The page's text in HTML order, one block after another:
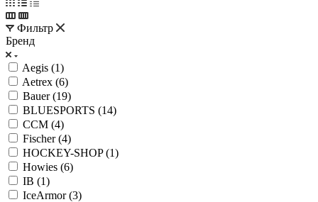
Фильтр
Бренд
Aegis (1)
Aetrex (6)
Bauer (19)
BLUESPORTS (14)
CCM (4)
Fischer (4)
HOCKEY-SHOP (1)
Howies (6)
IB (1)
IceArmor (3)